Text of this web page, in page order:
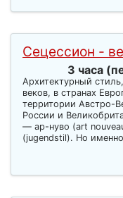
Сецессион -
3 часа
Архитектурный
веков, в странах
территории Австро-
России и
— ар-нуво (art
(jugendstil). Но